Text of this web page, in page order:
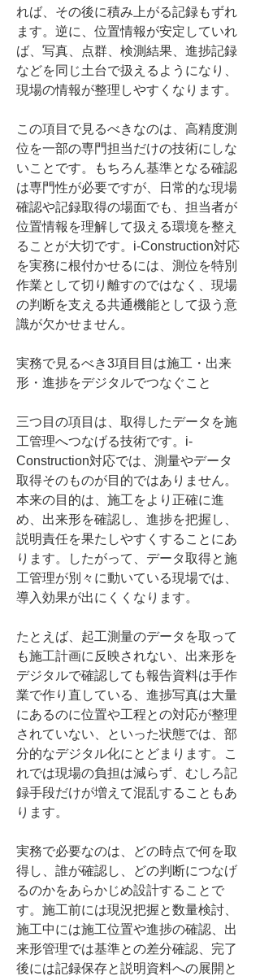
れば、その後に積み上がる記録もずれ
ます。逆に、位置情報が安定していれ
ば、写真、点群、検測結果、進捗記録
などを同じ土台で扱えるようになり、
現場の情報が整理しやすくなります。
この項目で見るべきなのは、高精度測
位を一部の専門担当だけの技術にしな
いことです。もちろん基準となる確認
は専門性が必要ですが、日常的な現場
確認や記録取得の場面でも、担当者が
位置情報を理解して扱える環境を整え
ることが大切です。i-Construction対応
を実務に根付かせるには、測位を特別
作業として切り離すのではなく、現場
の判断を支える共通機能として扱う意
識が欠かせません。
実務で見るべき3項目目は施工・出来
形・進捗をデジタルでつなぐこと
三つ目の項目は、取得したデータを施
工管理へつなげる技術です。i-
Construction対応では、測量やデータ
取得そのものが目的ではありません。
本来の目的は、施工をより正確に進
め、出来形を確認し、進捗を把握し、
説明責任を果たしやすくすることにあ
ります。したがって、データ取得と施
工管理が別々に動いている現場では、
導入効果が出にくくなります。
たとえば、起工測量のデータを取って
も施工計画に反映されない、出来形を
デジタルで確認しても報告資料は手作
業で作り直している、進捗写真は大量
にあるのに位置や工程との対応が整理
されていない、といった状態では、部
分的なデジタル化にとどまります。こ
れでは現場の負担は減らず、むしろ記
録手段だけが増えて混乱することもあ
ります。
実務で必要なのは、どの時点で何を取
得し、誰が確認し、どの判断につなげ
るのかをあらかじめ設計することで
す。施工前には現況把握と数量検討、
施工中には施工位置や進捗の確認、出
来形管理では基準との差分確認、完了
後には記録保存と説明資料への展開と